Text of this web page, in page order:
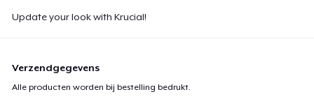
Update your look with Krucial!
Verzendgegevens
Alle producten worden bij bestelling bedrukt.